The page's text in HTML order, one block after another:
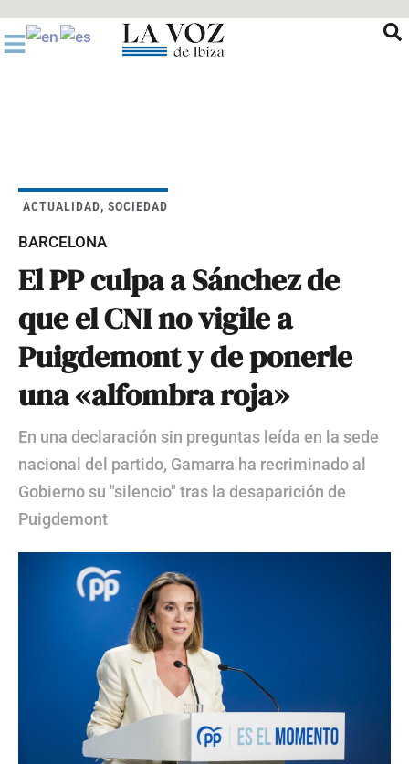
al
contenido
ACTUALIDAD, SOCIEDAD
BARCELONA
El PP culpa a Sánchez de
que el CNI no vigile a
Puigdemont y de ponerle
una «alfombra roja»
En una declaración sin preguntas leída en la sede
nacional del partido, Gamarra ha recriminado al
Gobierno su "silencio" tras la desaparición de
Puigdemont